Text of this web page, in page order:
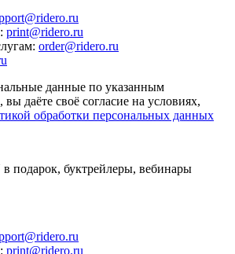
: print@ridero.ru
: order@ridero.ru
данные по указанным
даёте своё согласие на условиях,
обработки персональных данных
подарок, буктрейлеры, вебинары
: print@ridero.ru